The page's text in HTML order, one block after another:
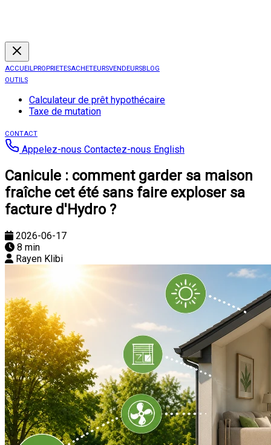
ACCUEILPROPRIETESACHETEURSVENDEURSBLOG
OUTILS
Calculateur de prêt hypothécaire
Taxe de mutation
CONTACT
Appelez-nous Contactez-nous English
Canicule : comment garder sa maison
fraîche cet été sans faire exploser sa
facture d'Hydro ?
2026-06-17
8 min
Rayen Klibi